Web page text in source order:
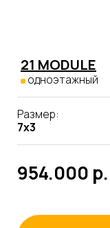
21 MODULE
одноэтажный
Размер:
7х3
954.000 р.